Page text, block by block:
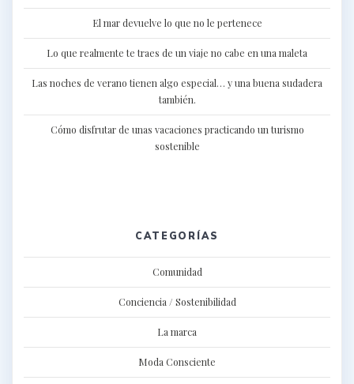
El mar devuelve lo que no le pertenece
Lo que realmente te traes de un viaje no cabe en una maleta
Las noches de verano tienen algo especial… y una buena sudadera
también.
Cómo disfrutar de unas vacaciones practicando un turismo
sostenible
CATEGORÍAS
Comunidad
Conciencia / Sostenibilidad
La marca
Moda Consciente